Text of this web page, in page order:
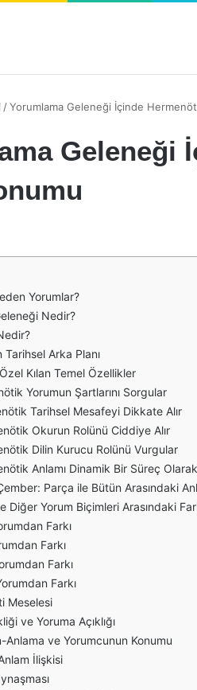
/Yorumlama Geleneği İçinde
Geleneği
Yorumlar?
Nedir?
Arka Planı
Kılan Temel Özellikler
Yorumun Şartlarını Sorgular
Tarihsel Mesafeyi Dikkate Alır
Okurun Rolünü Ciddiye Alır
Dilin Kurucu Rolünü Vurgular
Anlamı Dinamik Bir Süreç
Parça ile Bütün Arasındaki
Diğer Yorum Biçimleri Arasındaki
Farkı
Farkı
Farkı
Farkı
Meselesi
ve Yoruma Açıklığı
Anlama ve Yorumcunun Konumu
İlişkisi